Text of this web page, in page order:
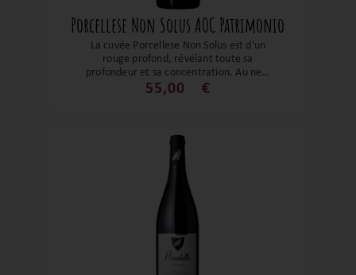
Porcellese Non Solus AOC Patrimonio
La cuvée Porcellese Non Solus est d'un
rouge profond, révélant toute sa
profondeur et sa concentration. Au nez,
des notes envoûtantes de fruits noirs
parfaitement équilibrée, procurant un
plaisir gustatif remarquable. Sa longueur
exceptionnelle, laissant une empreinte
mémorable impérissable.
55,00 €